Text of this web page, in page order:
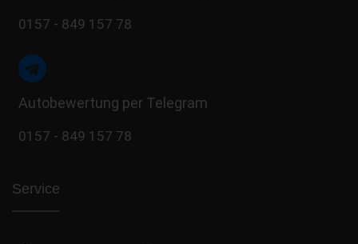
0157 - 849 157 78
Autobewertung per Telegram
0157 - 849 157 78
Service